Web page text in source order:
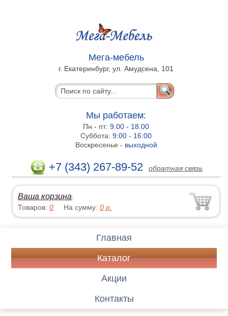
Мега-мебель
г. Екатеринбург, ул. Амудсена, 101
Мы работаем:
Пн - пт:9.00 - 18.00
Суббота:9:00 - 16:00
Воскресенье - выходной
+7 (343) 267-89-52 обратная связь
Ваша корзина:
Товаров:0 На сумму:0 р.
Главная
Каталог
Акции
Контакты